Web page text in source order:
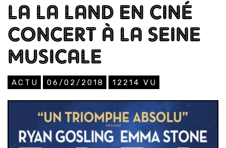
LA LA LAND EN CINÉ
CONCERT À LA SEINE
MUSICALE
ACTU 06/02/2018 12214 VU